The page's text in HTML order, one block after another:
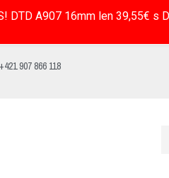
DTD A907 16mm len 39,55€ s
907 866 118